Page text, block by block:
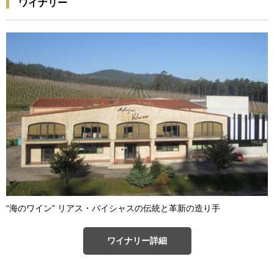
ワイナリー
“海のワイン” リアス・バイシャスの伝統と革新の造り手
ワイナリー詳細